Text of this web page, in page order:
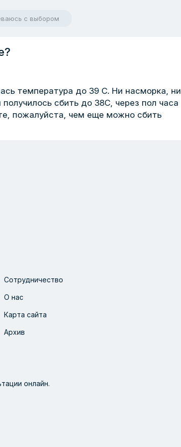
с выбором
температура до 39 С. Ни насморка, ни
сбить до 38С, через пол часа
пожалуйста, чем еще можно сбить
Сотрудничество
О нас
Карта сайта
Архив
онлайн.